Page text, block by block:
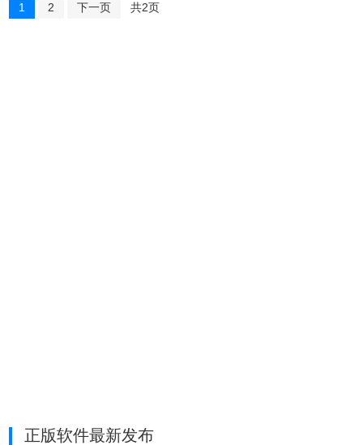
1 2 下一页 共2页
正版软件最新发布